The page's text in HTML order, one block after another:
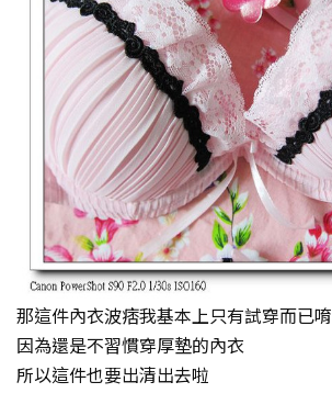
那這件內衣波痞我基本上只有試穿而已唷
因為還是不習慣穿厚墊的內衣
所以這件也要出清出去啦